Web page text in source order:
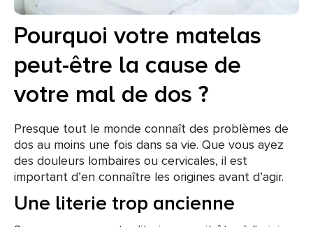
Pourquoi votre matelas
peut-être la cause de
votre mal de dos ?
Presque tout le monde connaît des problèmes de
dos au moins une fois dans sa vie. Que vous ayez
des douleurs lombaires ou cervicales, il est
important d’en connaître les origines avant d’agir.
Une literie trop ancienne